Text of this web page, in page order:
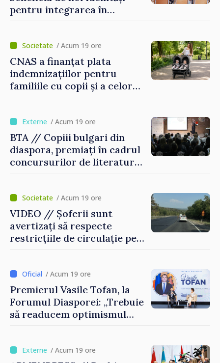
pentru integrarea în
/ Acum 19 ore
CNAS a finanțat plata
indemnizațiilor pentru
familiile cu copii și a celor
/ Acum 19 ore
BTA // Copiii bulgari din
diaspora, premiați în cadrul
concursurilor de literatură,
Bulgarii din Străinătate
/ Acum 19 ore
VIDEO // Șoferii sunt
avertizați să respecte
restricțiile de circulație pe
reparație/ Acum 19 ore
Premierul Vasile Tofan, la
Forumul Diasporei: „Trebuie
să readucem optimismul
direcția corectă”
/ Acum 19 ore